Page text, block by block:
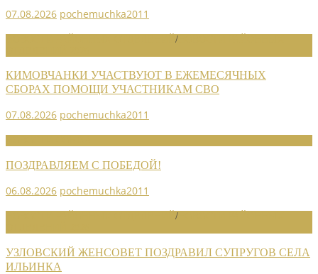
07.08.2026 pochemuchka2011
/
КИМОВЧАНКИ УЧАСТВУЮТ В ЕЖЕМЕСЯЧНЫХ
СБОРАХ ПОМОЩИ УЧАСТНИКАМ СВО
07.08.2026 pochemuchka2011
ПОЗДРАВЛЯЕМ С ПОБЕДОЙ!
06.08.2026 pochemuchka2011
/
УЗЛОВСКИЙ ЖЕНСОВЕТ ПОЗДРАВИЛ СУПРУГОВ СЕЛА
ИЛЬИНКА